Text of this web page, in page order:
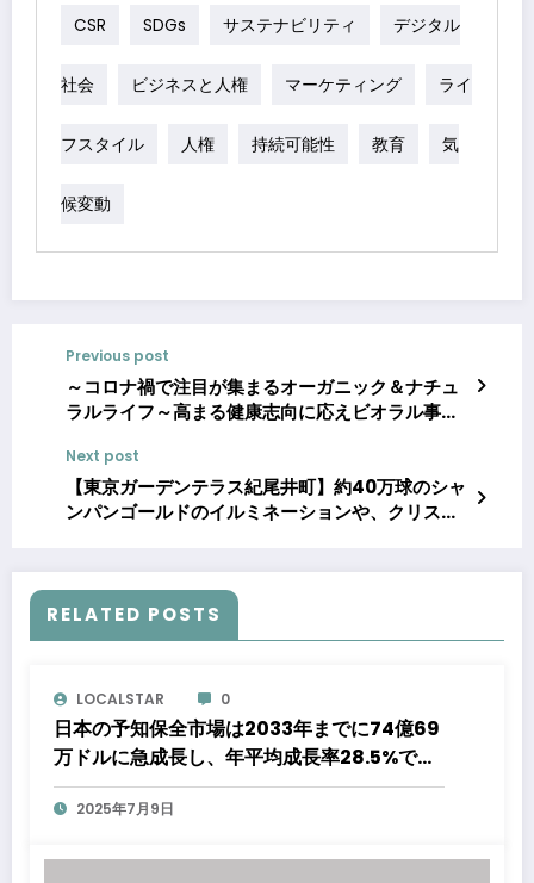
CSR SDGs サステナビリティ デジタル
社会 ビジネスと人権 マーケティング ライ
フスタイル 人権 持続可能性 教育 気
候変動
Previous post
～コロナ禍で注目が集まるオーガニック＆ナチュ
ラルライフ～高まる健康志向に応えビオラル事業
Next post
【東京ガーデンテラス紀尾井町】約40万球のシャ
ンパンゴールドのイルミネーションや、クリスマ
RELATED POSTS
LOCALSTAR 0
日本の予知保全市場は2033年までに74億69
万ドルに急成長し、年平均成長率28.5%で成
長する見通し
2025年7月9日